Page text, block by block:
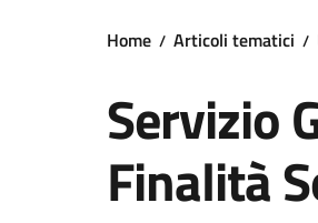
Home Articoli tematici
Servizio
Finalità